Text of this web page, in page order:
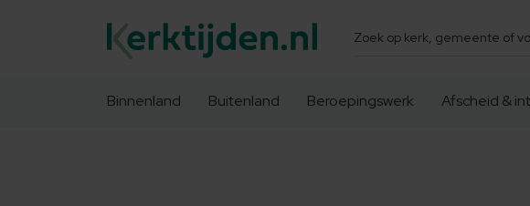
Zoeken
Binnenland Buitenland Beroepingswerk Afscheid &